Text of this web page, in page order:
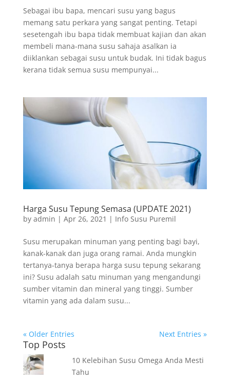
Sebagai ibu bapa, mencari susu yang bagus
memang satu perkara yang sangat penting. Tetapi
sesetengah ibu bapa tidak membuat kajian dan akan
membeli mana-mana susu sahaja asalkan ia
diiklankan sebagai susu untuk budak. Ini tidak bagus
kerana tidak semua susu mempunyai...
Harga Susu Tepung Semasa (UPDATE 2021)
by admin | Apr 26, 2021 | Info Susu Puremil
Susu merupakan minuman yang penting bagi bayi,
kanak-kanak dan juga orang ramai. Anda mungkin
tertanya-tanya berapa harga susu tepung sekarang
ini? Susu adalah satu minuman yang mengandungi
sumber vitamin dan mineral yang tinggi. Sumber
vitamin yang ada dalam susu...
« Older Entries Next Entries »
Top Posts
10 Kelebihan Susu Omega Anda Mesti
Tahu